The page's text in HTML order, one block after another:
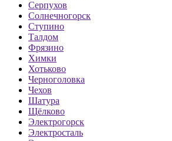
Серпухов
Солнечногорск
Ступино
Талдом
Фрязино
Химки
Хотьково
Черноголовка
Чехов
Шатура
Щёлково
Электрогорск
Электросталь